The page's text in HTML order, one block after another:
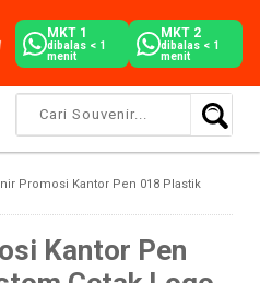
MKT 1
dibalas < 1
menit
MKT 2
dibalas < 1
menit
Promosi Kantor Pen 018 Plastik
Kantor Pen